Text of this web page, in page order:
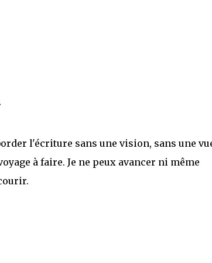
l'écriture sans une vision, sans une
à faire. Je ne peux avancer ni même